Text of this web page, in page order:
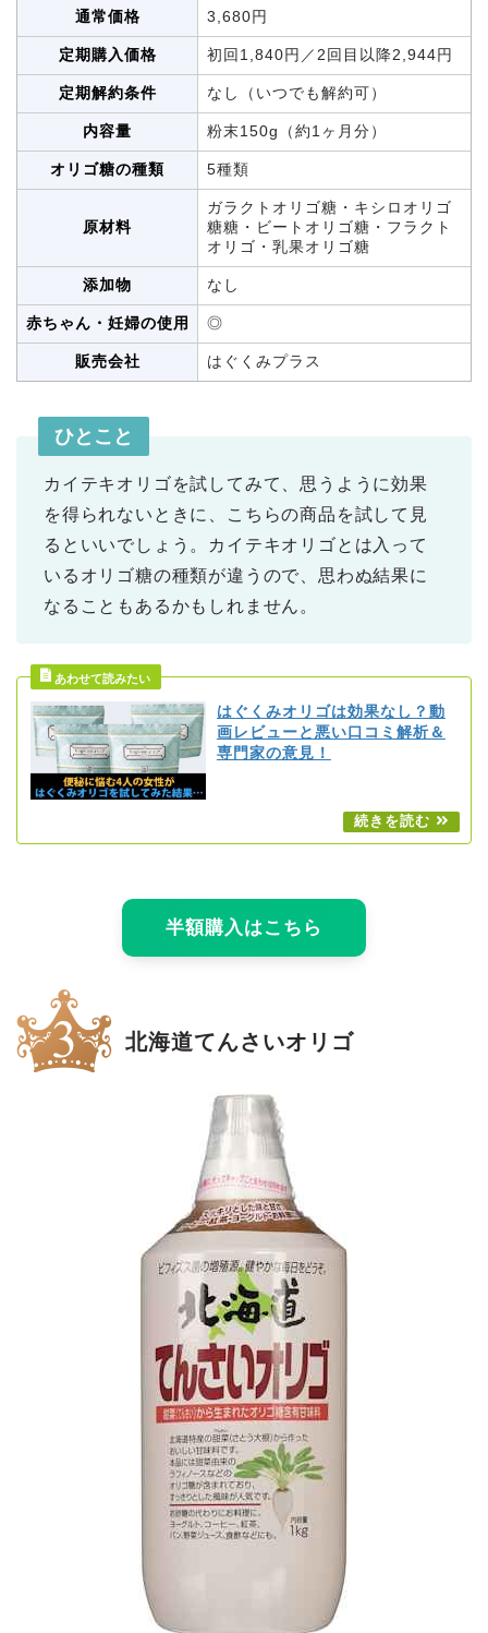
通常価格 3,680円
定期購入価格 初回1,840円／2回目以降2,944円
定期解約条件 なし（いつでも解約可）
内容量 粉末150g（約1ヶ月分）
オリゴ糖の種類 5種類
原材料
ガラクトオリゴ糖・キシロオリゴ
糖糖・ビートオリゴ糖・フラクト
オリゴ・乳果オリゴ糖
添加物 なし
赤ちゃん・妊婦の使用 ◎
販売会社 はぐくみプラス
ひとこと
カイテキオリゴを試してみて、思うように効果
を得られないときに、こちらの商品を試して見
るといいでしょう。カイテキオリゴとは入って
いるオリゴ糖の種類が違うので、思わぬ結果に
なることもあるかもしれません。
はぐくみオリゴは効果なし？動
画レビューと悪い口コミ解析＆
専門家の意見！
半額購入はこちら
北海道てんさいオリゴ